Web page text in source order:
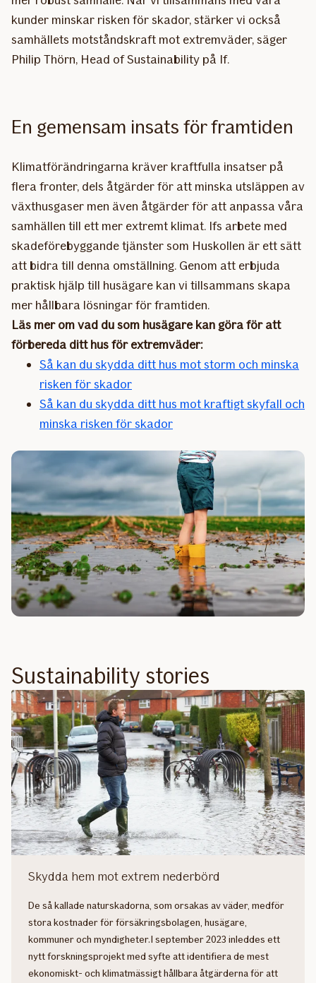
kunder minskar risken för skador, stärker vi också
samhällets motståndskraft mot extremväder, säger
Philip Thörn, Head of Sustainability på If.
En gemensam insats för framtiden
Klimatförändringarna kräver kraftfulla insatser på
flera fronter, dels åtgärder för att minska utsläppen av
växthusgaser men även åtgärder för att anpassa våra
samhällen till ett mer extremt klimat. Ifs arbete med
skadeförebyggande tjänster som Huskollen är ett sätt
att bidra till denna omställning. Genom att erbjuda
praktisk hjälp till husägare kan vi tillsammans skapa
mer hållbara lösningar för framtiden.
Läs mer om vad du som husägare kan göra för att
förbereda ditt hus för extremväder:
Så kan du skydda ditt hus mot storm och minska
risken för skador
Så kan du skydda ditt hus mot kraftigt skyfall och
minska risken för skador
Sustainability stories
Skydda hem mot extrem nederbörd
De så kallade naturskadorna, som orsakas av väder, medför
stora kostnader för försäkringsbolagen, husägare,
kommuner och myndigheter.I september 2023 inleddes ett
nytt forskningsprojekt med syfte att identifiera de mest
ekonomiskt- och klimatmässigt hållbara åtgärderna för att